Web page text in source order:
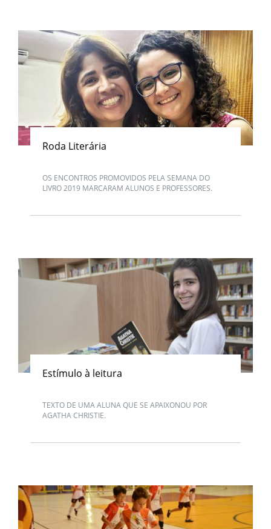
Roda Literária
OS ENCONTROS PROMOVIDOS PELA SEMANA DO
LIVRO 2019 MARCARAM ALUNOS E PROFESSORES.
Estímulo à leitura
TEXTO DE UMA ALUNA QUE SE APAIXONOU POR
AGATHA CHRISTIE.